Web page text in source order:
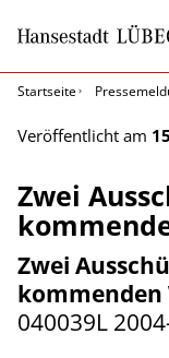
Startseite
Veröffentlicht am
Zwei
Zwei
kommenden
040039L